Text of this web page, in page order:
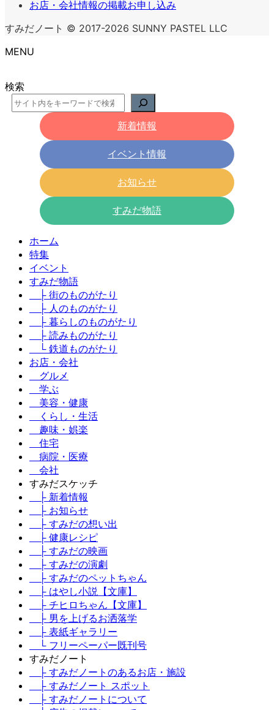
お店・会社情報の掲載お申し込み
すみだノート © 2017-2026 SUNNY PASTEL LLC
MENU
検索
新着情報
イベント情報
お知らせ
すみだ物語
ホーム
特集
イベント
すみだ物語
├ 街のものがたり
├ 人のものがたり
├ 暮らしのものがたり
├ 読みものがたり
└ 鉄道ものがたり
お店・会社
グルメ
学ぶ
美容・健康
くらし・生活
趣味・娯楽
住宅
病院・医療
会社
すみだスケッチ
├ 新着情報
├ お知らせ
├ すみだの想い出
├ 健康レシピ
├ すみだの映画
├ すみだの演劇
├ すみだのペットちゃん
├ はやし小説【文庫】
├ チヒロちゃん【文庫】
├ 男を上げるお洒落学
├ 表紙ギャラリー
└ フリーペーパー既刊号
すみだノート
├ すみだノートのあるお店・施設
├ すみだノート スポット
├ すみだノートについて